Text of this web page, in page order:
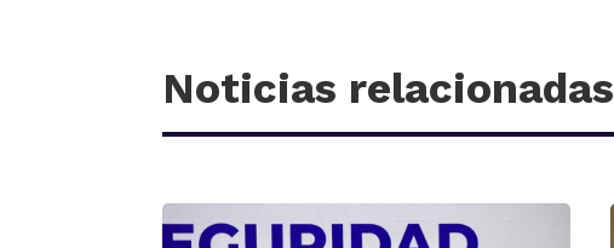
Noticias relacionadas